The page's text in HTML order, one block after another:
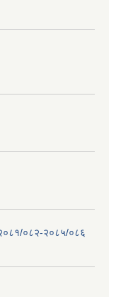
२०८१/०८२-२०८५/०८६